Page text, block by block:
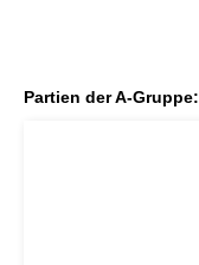
Partien der A-Gruppe: